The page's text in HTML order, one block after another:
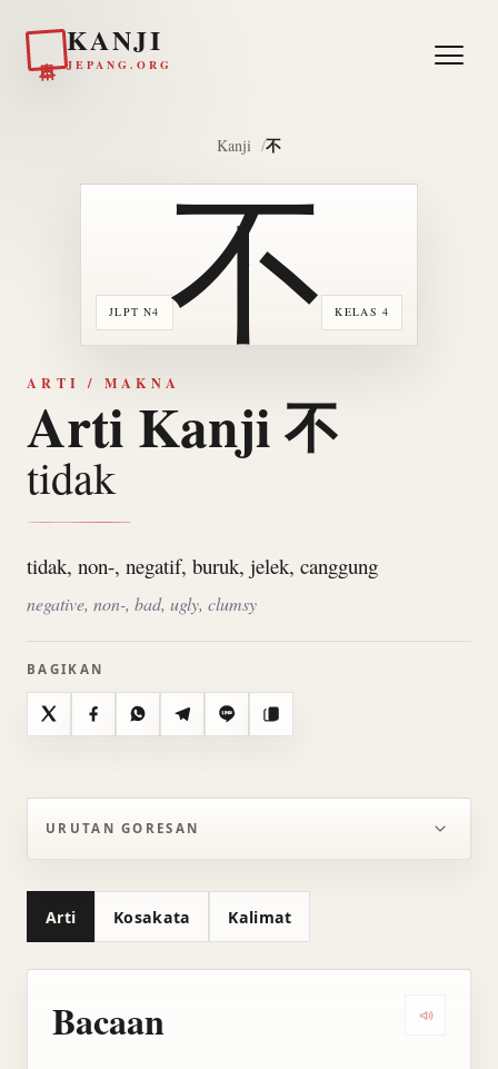
KANJI
JEPANG.ORG
Kanji 不
JLPT N4 KELAS 4
不
ARTI / MAKNA
Arti Kanji 不
tidak
tidak, non-, negatif, buruk, jelek, canggung
negative, non-, bad, ugly, clumsy
BAGIKAN
X FacebookWhatsAppTelegramLine Salin
URUTAN GORESAN
Arti Kosakata Kalimat
Bacaan